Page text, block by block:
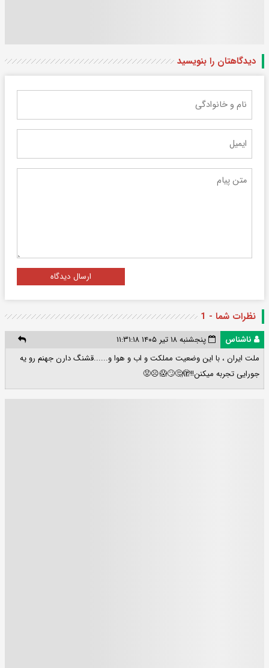
دیدگاهتان را بنویسید
ارسال دیدگاه
نظرات شما - 1
ناشناس
پنجشنبه ۱۸ تیر ۱۴۰۵ ۱۱:۳۱:۱۸
ملت ایران ، با این وضعیت مملکت و اب و هوا و......قشنگ دارن جهنم رو یه
جورایی تجربه میکنن!!🫣🤔🙄😱☹️😡